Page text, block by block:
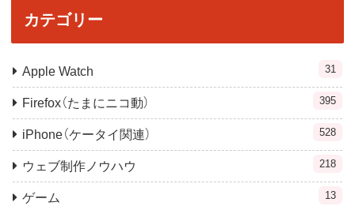
カテゴリー
Apple Watch 31
Firefox（たまにニコ動） 395
iPhone（ケータイ関連） 528
ウェブ制作ノウハウ 218
ゲーム 13